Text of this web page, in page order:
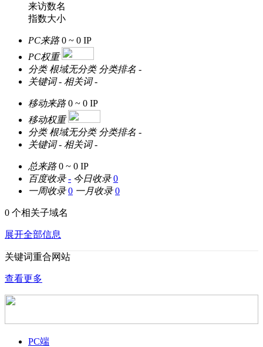
来访数名
指数大小
PC来路 0 ~ 0 IP
PC权重
分类 根域无分类 分类排名 -
关键词 - 相关词 -
移动来路 0 ~ 0 IP
移动权重
分类 根域无分类 分类排名 -
关键词 - 相关词 -
总来路 0 ~ 0 IP
百度收录 - 今日收录 0
一周收录 0 一月收录 0
0 个相关子域名
展开全部信息
关键词重合网站
查看更多
PC端